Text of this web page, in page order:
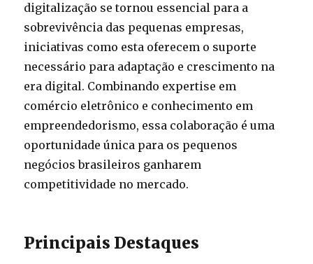
digitalização se tornou essencial para a
sobrevivência das pequenas empresas,
iniciativas como esta oferecem o suporte
necessário para adaptação e crescimento na
era digital. Combinando expertise em
comércio eletrônico e conhecimento em
empreendedorismo, essa colaboração é uma
oportunidade única para os pequenos
negócios brasileiros ganharem
competitividade no mercado.
Principais Destaques